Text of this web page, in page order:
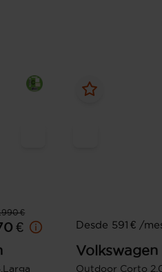
€
€
Desde 591 € /
Volkswagen
Outdoor Corto